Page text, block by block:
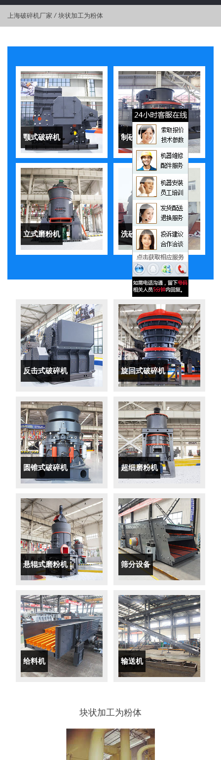
上海破碎机厂家 / 块状加工为粉体
颚式破碎机 制砂机
立式磨粉机 洗砂机
反击式破碎机 旋回式破碎机
圆锥式破碎机 超细磨粉机
悬辊式磨粉机 筛分设备
给料机 输送机
块状加工为粉体